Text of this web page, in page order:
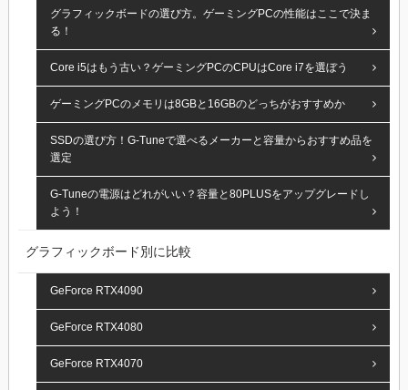
グラフィックボードの選び方。ゲーミングPCの性能はここで決ま
る！
Core i5はもう古い？ゲーミングPCのCPUはCore i7を選ぼう
ゲーミングPCのメモリは8GBと16GBのどっちがおすすめか
SSDの選び方！G-Tuneで選べるメーカーと容量からおすすめ品を
選定
G-Tuneの電源はどれがいい？容量と80PLUSをアップグレードし
よう！
グラフィックボード別に比較
GeForce RTX4090
GeForce RTX4080
GeForce RTX4070